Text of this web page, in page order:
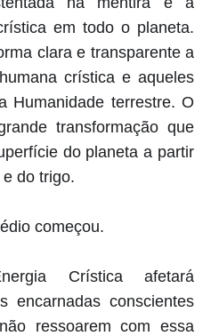
em todo o planeta.
clara e transparente a
crística e aqueles
Humanidade terrestre. O
transformação que
do planeta a partir
do trigo.
começou.
Crística afetará
encarnadas conscientes
ressoarem com essa